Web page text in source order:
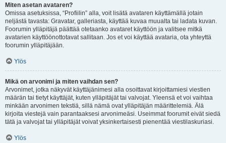
Miten asetan avataren?
Omissa asetuksissa, “Profiilin” alla, voit lisätä avataren käyttämällä jotain
neljästä tavasta: Gravatar, galleriasta, käyttää kuvaa muualta tai ladata kuvan.
Foorumin ylläpitäjä päättää otetaanko avataret käyttöön ja valitsee mitkä
avatarien käyttöönottotavat sallitaan. Jos et voi käyttää avataria, ota yhteyttä
foorumin ylläpitäjään.
Ylös
Mikä on arvonimi ja miten vaihdan sen?
Arvonimet, jotka näkyvät käyttäjänimesi alla osoittavat kirjoittamiesi viestien
määrän tai tietyt käyttäjät, kuten ylläpitäjät tai valvojat. Yleensä et voi vaihtaa
minkään arvonimen tekstiä, sillä nämä ovat ylläpitäjän määrittelemiä. Älä
kirjoita viestejä vain parantaaksesi arvonimeäsi. Useimmat foorumit eivät siedä
tätä ja valvojat tai ylläpitäjät voivat yksinkertaisesti pienentää viestilaskuriasi.
Ylös